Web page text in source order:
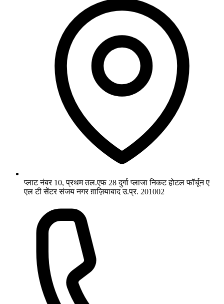
प्लाट नंबर 10, प्रथम तल.एफ 28 दुर्गा प्लाजा निकट होटल फॉर्चून ए
एल टी सेंटर संजय नगर ग़ाज़ियाबाद उ.प्र. 201002